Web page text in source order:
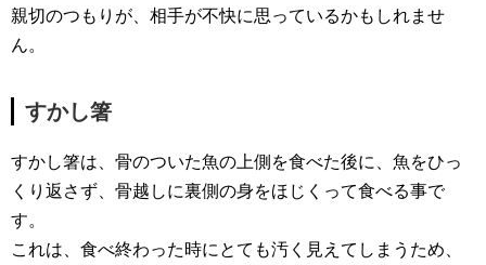
親切のつもりが、相手が不快に思っているかもしれませ
ん。
すかし箸
すかし箸は、骨のついた魚の上側を食べた後に、魚をひっ
くり返さず、骨越しに裏側の身をほじくって食べる事で
す。
これは、食べ終わった時にとても汚く見えてしまうため、